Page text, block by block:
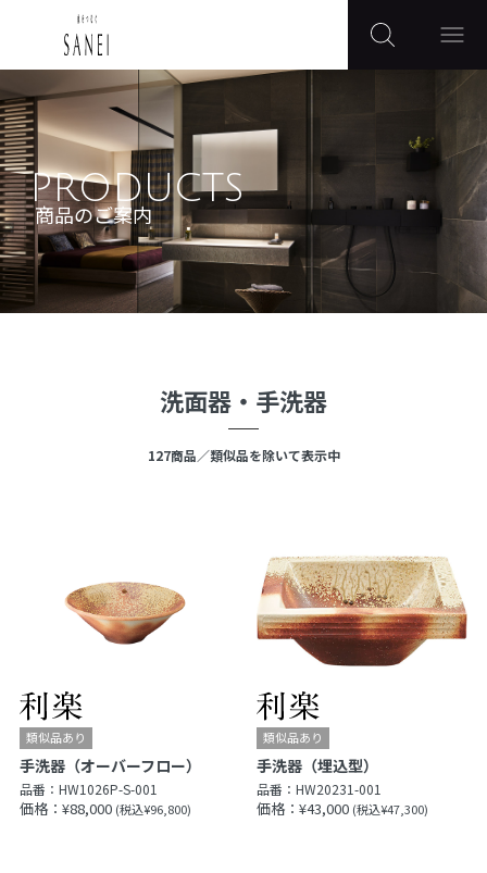
PRODUCTS
商品のご案内
洗面器・手洗器
127商品／類似品を除いて表示中
手洗器（オーバーフロー）
品番： HW1026P-S-001
価格：¥88,000 (税込¥96,800)
手洗器（埋込型）
品番：HW20231-001
価格：¥43,000 (税込¥47,300)